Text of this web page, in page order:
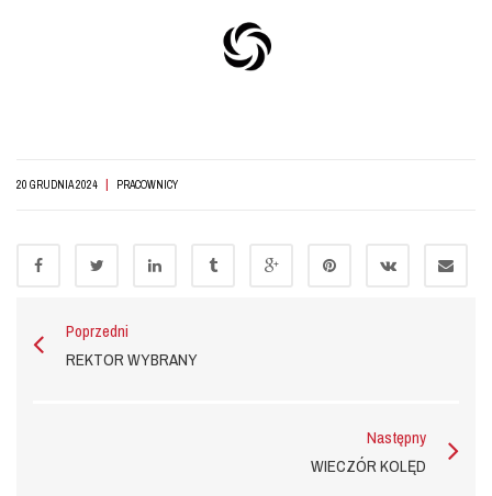
20 GRUDNIA 2024 | PRACOWNICY
Poprzedni
REKTOR WYBRANY
Następny
WIECZÓR KOLĘD